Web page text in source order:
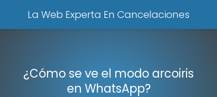
La Web Experta En Cancelaciones
¿Cómo se ve el modo arcoiris
en WhatsApp?